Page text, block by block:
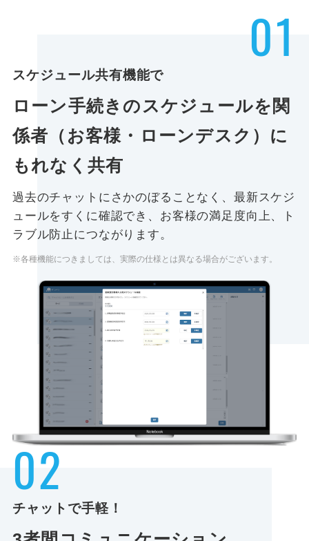
01
スケジュール共有機能で
ローン手続きのスケジュールを関
係者（お客様・ローンデスク）に
もれなく共有
過去のチャットにさかのぼることなく、最新スケジ
ュールをすくに確認でき、お客様の満足度向上、ト
ラブル防止につながります。
※各種機能につきましては、実際の仕様とは異なる場合がございます。
02
チャットで手軽！